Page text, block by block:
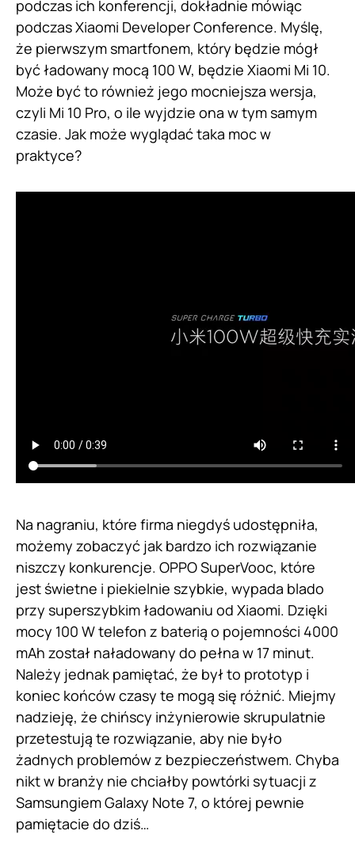
podczas ich konferencji, dokładnie mówiąc
podczas Xiaomi Developer Conference. Myślę,
że pierwszym smartfonem, który będzie mógł
być ładowany mocą 100 W, będzie Xiaomi Mi 10.
Może być to również jego mocniejsza wersja,
czyli Mi 10 Pro, o ile wyjdzie ona w tym samym
czasie. Jak może wyglądać taka moc w
praktyce?
Na nagraniu, które firma niegdyś udostępniła,
możemy zobaczyć jak bardzo ich rozwiązanie
niszczy konkurencje. OPPO SuperVooc, które
jest świetne i piekielnie szybkie, wypada blado
przy superszybkim ładowaniu od Xiaomi. Dzięki
mocy 100 W telefon z baterią o pojemności 4000
mAh został naładowany do pełna w 17 minut.
Należy jednak pamiętać, że był to prototyp i
koniec końców czasy te mogą się różnić. Miejmy
nadzieję, że chińscy inżynierowie skrupulatnie
przetestują te rozwiązanie, aby nie było
żadnych problemów z bezpieczeństwem. Chyba
nikt w branży nie chciałby powtórki sytuacji z
Samsungiem Galaxy Note 7, o której pewnie
pamiętacie do dziś…